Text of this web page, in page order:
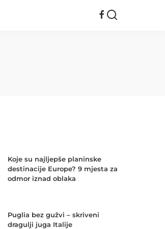
Koje su najljepše planinske
destinacije Europe? 9 mjesta za
odmor iznad oblaka
Puglia bez gužvi – skriveni
dragulji juga Italije